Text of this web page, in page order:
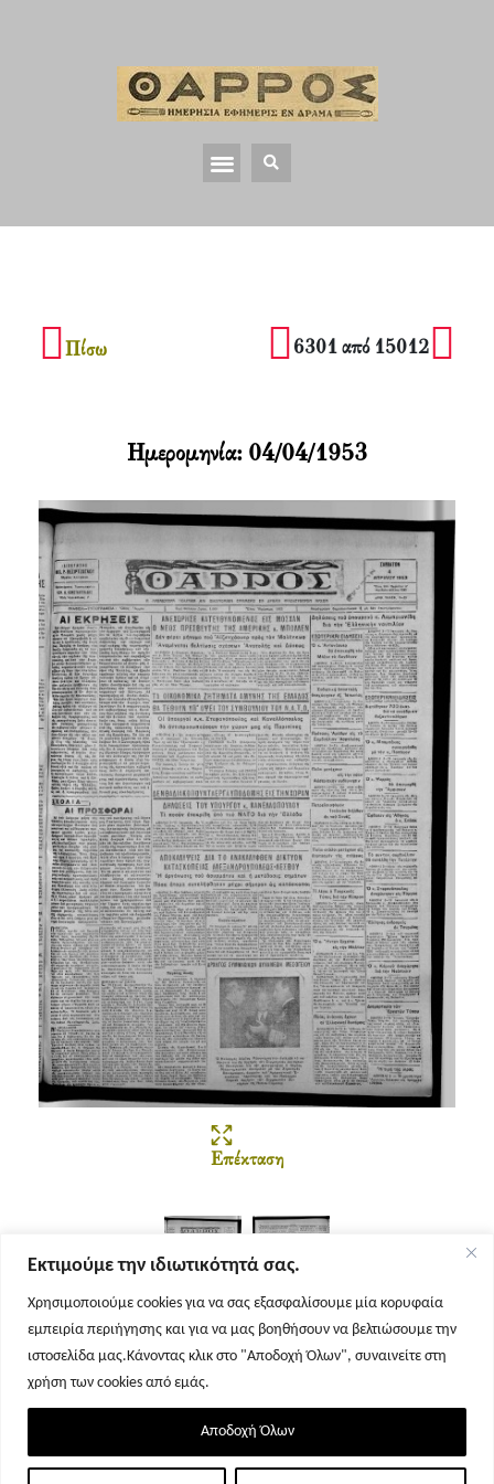
Εκτιμούμε την ιδιωτικότητά σας.
Χρησιμοποιούμε cookies για να σας εξασφαλίσουμε μία κορυφαία
εμπειρία περιήγησης και για να μας βοηθήσουν να βελτιώσουμε την
ιστοσελίδα μας.Κάνοντας κλικ στο "Αποδοχή Όλων", συναινείτε στη
χρήση των cookies από εμάς.
Αποδοχή Όλων
Πίσω 6301 από 15012
Επέκταση
Σελίδα 1 Σελίδα 2
Ημερομηνία: 04/04/1953